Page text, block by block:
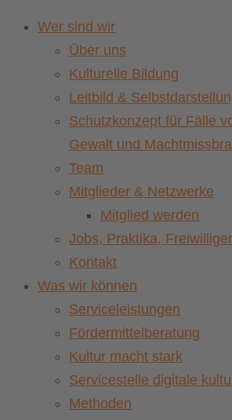
Wer sind wir
Über uns
Kulturelle Bildung
Leitbild &
Schutzkonzept für Fälle
Gewalt und
Team
Mitglieder & Netzwerke
Mitglied werden
Jobs, Praktika,
Kontakt
Was wir können
Serviceleistungen
Fördermittelberatung
Kultur macht stark
Servicestelle digitale
Methoden